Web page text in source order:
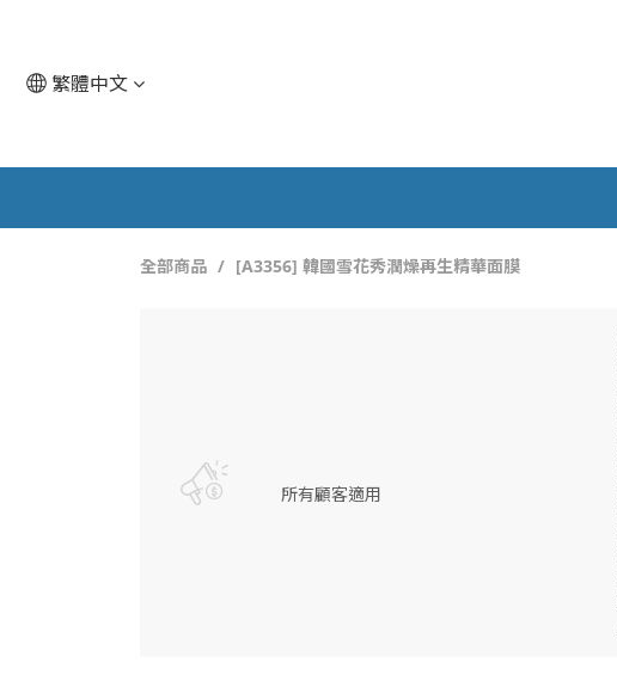
繁體中文
全部商品 [A3356] 韓國雪花秀潤燥再生精華面膜
所有顧客適用